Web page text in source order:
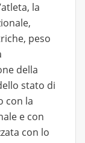
la
peso
della
stato di
con la
e con
con lo